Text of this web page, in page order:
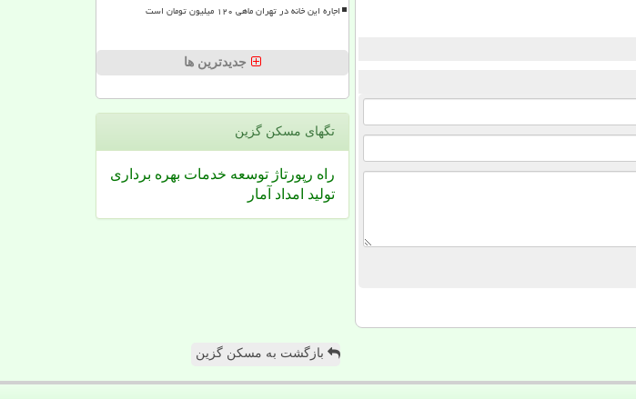
اجاره این خانه در تهران ماهی ۱۲۰ میلیون تومان است
جدیدترین ها
تگهای مسكن گزین
راه رپورتاژ توسعه خدمات بهره برداری
تولید امداد آمار
بازگشت به مسکن گزین